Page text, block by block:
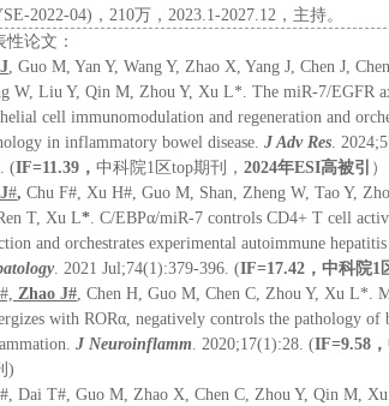
2022-04)，210万，2023.1-2027.12，主持。
论文：
, Guo M, Yan Y, Wang Y, Zhao X, Yang J, Chen J,
W, Liu Y, Qin M, Zhou Y, Xu L*. The miR-7/EGFR
cell immunomodulation and regeneration and
in inflammatory bowel disease. J Adv Res.
(IF=11.39， 中科院1 区top期刊 ， 2024年ESI高被引 ）
#, Chu F#, Xu H#, Guo M, Shan, Zheng W, Tao Y,
T, Xu L*. C/EBPα/miR-7 controls CD4+ T cell
and orchestrates experimental autoimmune
. 2021 Jul;74(1):379-396. (IF=17.42， 中科院1
Zhao J#, Chen H, Guo M, Chen C, Zhou Y, Xu L*.
with RORα, negatively controls the pathology of
J Neuroinflamm. 2020;17(1):28. (IF=9.58，
)
#, Dai T#, Guo M, Zhao X, Chen C, Zhou Y, Qin M,